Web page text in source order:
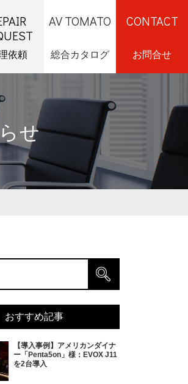
依頼
AV TOMATO
総合カタログ
CONTACT
お問合せ
せ
おすすめ記事
【導入事例】アメリカンダイナ
ー「Penta5on」様：EVOX J11
を2台導入